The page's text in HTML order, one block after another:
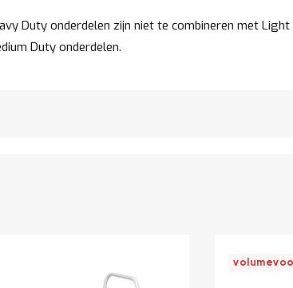
Duty onderdelen zijn niet te combineren met Light
Duty onderdelen.